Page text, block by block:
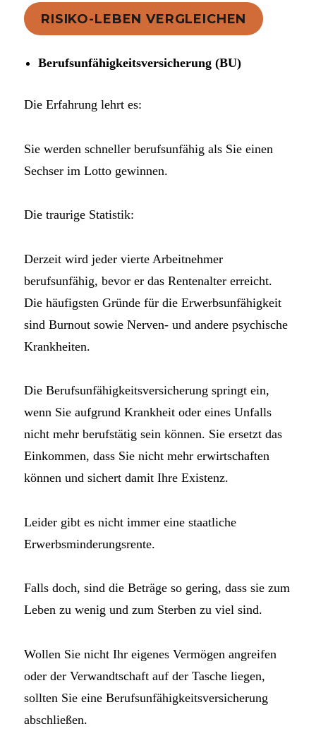
RISIKO-LEBEN VERGLEICHEN
Berufsunfähigkeitsversicherung (BU)
Die Erfahrung lehrt es:
Sie werden schneller berufsunfähig als Sie einen
Sechser im Lotto gewinnen.
Die traurige Statistik:
Derzeit wird jeder vierte Arbeitnehmer
berufsunfähig, bevor er das Rentenalter erreicht.
Die häufigsten Gründe für die Erwerbsunfähigkeit
sind Burnout sowie Nerven- und andere psychische
Krankheiten.
Die Berufsunfähigkeitsversicherung springt ein,
wenn Sie aufgrund Krankheit oder eines Unfalls
nicht mehr berufstätig sein können. Sie ersetzt das
Einkommen, dass Sie nicht mehr erwirtschaften
können und sichert damit Ihre Existenz.
Leider gibt es nicht immer eine staatliche
Erwerbsminderungsrente.
Falls doch, sind die Beträge so gering, dass sie zum
Leben zu wenig und zum Sterben zu viel sind.
Wollen Sie nicht Ihr eigenes Vermögen angreifen
oder der Verwandtschaft auf der Tasche liegen,
sollten Sie eine Berufsunfähigkeitsversicherung
abschließen.